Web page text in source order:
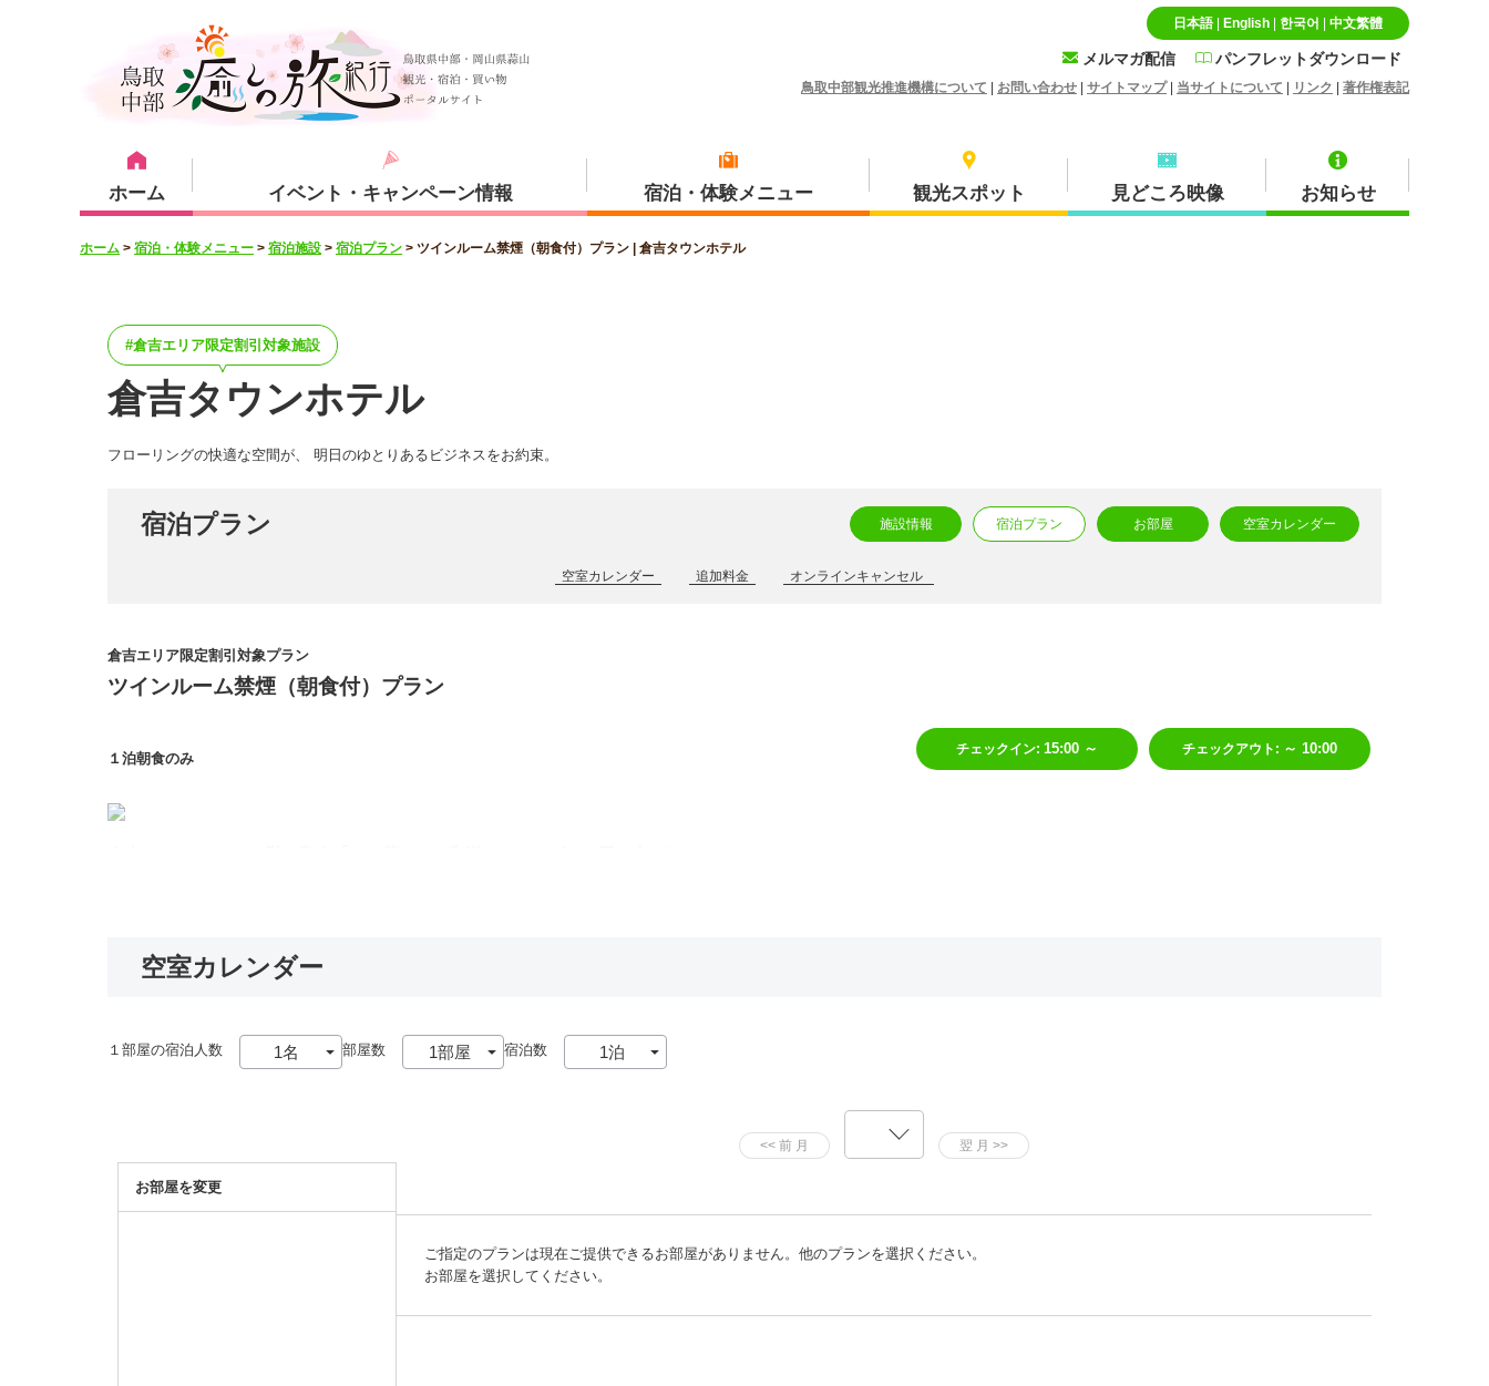
日本語| English| 한국어 中文繁體
メルマガ配信 パンフレットダウンロード
鳥取中部観光推進機構について お問い合わせ サイトマップ| 当サイトについて リンク 著作権表記
ホーム イベント・キャンペーン情報 宿泊・体験メニュー
宿泊・体験メニュー
宿泊プラン
観光スポット
観光スポット
倉吉市
湯梨浜町
見どころ映像 お知らせ
ホーム > 宿泊・体験メニュー > 宿泊施設 > 宿泊プラン > ツインルーム禁煙（朝食付）プラン | 倉吉タウンホテル
倉吉エリア限定割引対象施設
倉吉タウンホテル
フローリングの快適な空間が、 明日のゆとりあるビジネスをお約束。
施設情報 宿泊プラン お部屋 空室カレンダー
宿泊プラン
空室カレンダー 追加料金 オンラインキャンセル
倉吉エリア限定割引対象プラン
ツインルーム禁煙（朝食付）プラン
１泊朝食のみ
チェックイン: 15:00 ～ チェックアウト : ～ 10:00
空室カレンダー
１部屋の宿泊人数 部屋数 宿泊数
お部屋を変更
ご指定のプランは現在ご提供できるお部屋がありません。他のプランを選択ください。
お部屋を選択してください。